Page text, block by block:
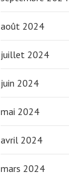
août 2024
juillet 2024
juin 2024
mai 2024
avril 2024
mars 2024